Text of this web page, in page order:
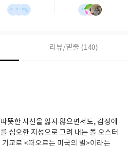
리뷰/밑줄 (140)
뜻한 시선을 잃지 않으면서도, 감정에
심오한 지성으로 그려 내는 폴 오스터
교로 <떠오르는 미국의 별>이라는